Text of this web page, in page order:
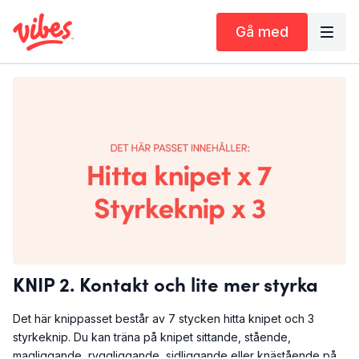
Gå med
KNIP 2. Kontakt och lite mer styrka
Det här knippasset består av 7 stycken hitta knipet och 3
styrkeknip. Du kan träna på knipet sittande, stående,
magliggande, ryggliggande, sidliggande eller knästående på